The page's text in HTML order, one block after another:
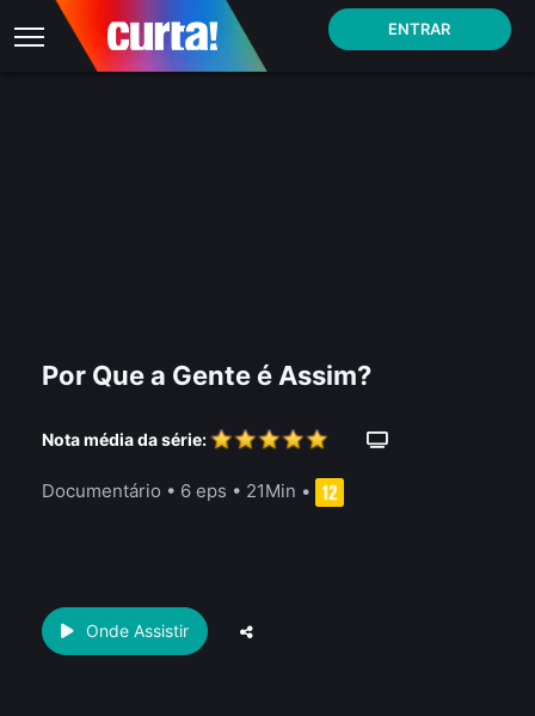
ENTRAR
Por Que a Gente é Assim?
Nota média da série:
Documentário • 6 eps • 21Min •
Onde Assistir